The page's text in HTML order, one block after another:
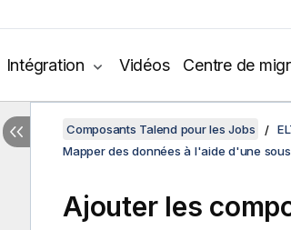
Intégration Vidéos Centre de
Composants Talend pour les Jobs
Mapper des données à l'aide d'une
Ajouter les